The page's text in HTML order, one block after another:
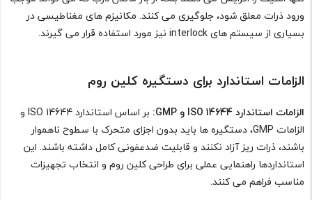
ورود ذرات معلق شود، جلوگیری می کنند. مکانیزم های مغناطیسی در
بسیاری از سیستم های interlock نیز مورد استفاده قرار می گیرند.
الزامات استاندارد برای دستگیره کلین روم
الزامات استاندارد ISO 14644 و GMP:
بر اساس استاندارد ISO 14644 و
الزامات GMP، دستگیره ها باید بدون اجزای متحرک با سطوح ناهموار
باشند، ذرات ریز آزاد نکنند و قابلیت ضدعفونی کامل داشته باشند. این
استانداردها راهنمایی عملی برای طراحی کلین روم و انتخاب تجهیزات
مناسب فراهم می کنند.